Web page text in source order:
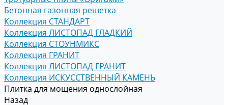
Бетонная газонная решетка
Коллекция СТАНДАРТ
Коллекция ЛИСТОПАД ГЛАДКИЙ
Коллекция СТОУНМИКС
Коллекция ГРАНИТ
Коллекция ЛИСТОПАД ГРАНИТ
Коллекция ИСКУССТВЕННЫЙ КАМЕНЬ
Плитка для мощения однослойная
Назад